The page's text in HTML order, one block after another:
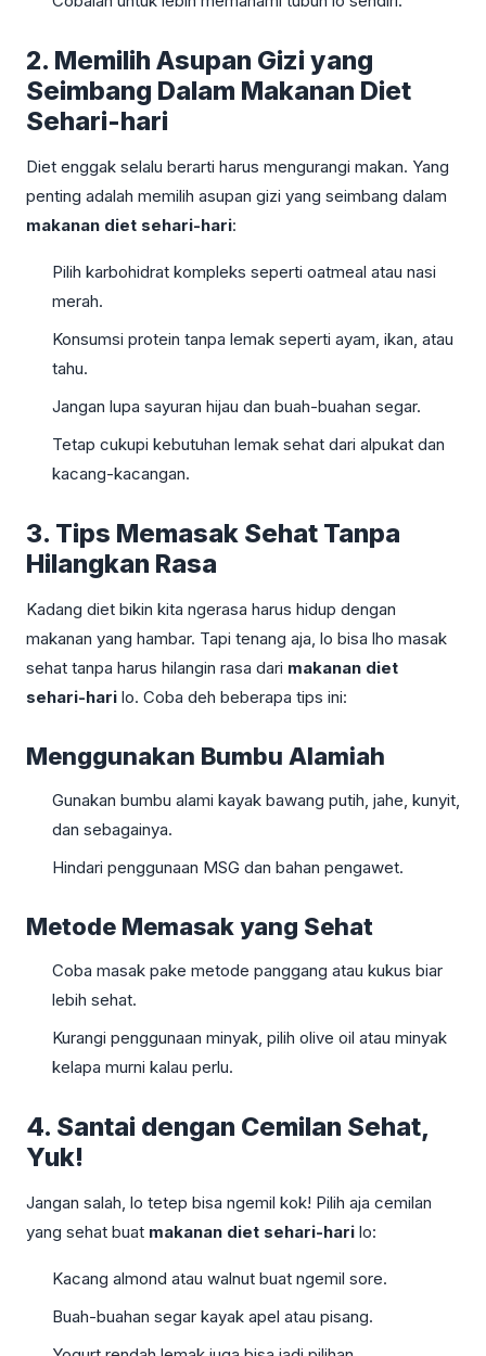
2. Memilih Asupan Gizi yang
Seimbang Dalam Makanan Diet
Sehari-hari
Diet enggak selalu berarti harus mengurangi makan. Yang
penting adalah memilih asupan gizi yang seimbang dalam
makanan diet sehari-hari:
Pilih karbohidrat kompleks seperti oatmeal atau nasi
merah.
Konsumsi protein tanpa lemak seperti ayam, ikan, atau
tahu.
Jangan lupa sayuran hijau dan buah-buahan segar.
Tetap cukupi kebutuhan lemak sehat dari alpukat dan
kacang-kacangan.
3. Tips Memasak Sehat Tanpa
Hilangkan Rasa
Kadang diet bikin kita ngerasa harus hidup dengan
makanan yang hambar. Tapi tenang aja, lo bisa lho masak
sehat tanpa harus hilangin rasa dari makanan diet
sehari-hari lo. Coba deh beberapa tips ini:
Menggunakan Bumbu Alamiah
Gunakan bumbu alami kayak bawang putih, jahe, kunyit,
dan sebagainya.
Hindari penggunaan MSG dan bahan pengawet.
Metode Memasak yang Sehat
Coba masak pake metode panggang atau kukus biar
lebih sehat.
Kurangi penggunaan minyak, pilih olive oil atau minyak
kelapa murni kalau perlu.
4. Santai dengan Cemilan Sehat,
Yuk!
Jangan salah, lo tetep bisa ngemil kok! Pilih aja cemilan
yang sehat buat makanan diet sehari-hari lo:
Kacang almond atau walnut buat ngemil sore.
Buah-buahan segar kayak apel atau pisang.